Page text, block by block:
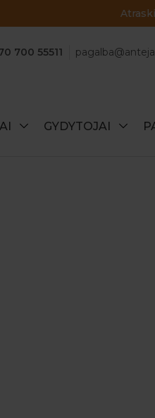
Atraskite
700 55511
GYDYTOJAI